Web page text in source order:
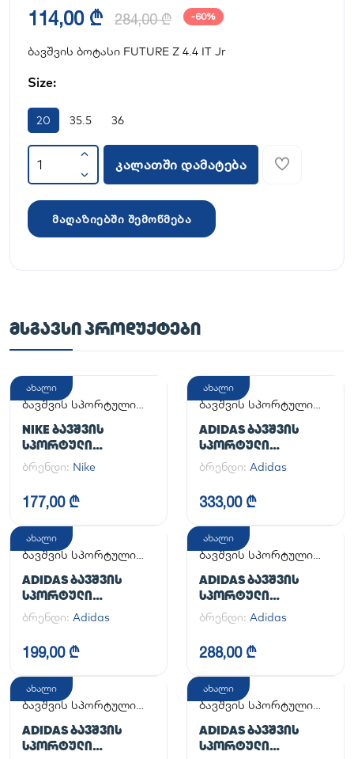
114,00 ₾ 284,00 ₾ -60%
ბავშვის ბოტასი FUTURE Z 4.4 IT Jr
Size:
20 35.5 36
კალათში დამატება
მაღაზიებში შემოწმება
ᲛᲡᲒᲐᲕᲡᲘ ᲞᲠᲝᲓᲣᲥᲢᲔᲑᲘ
ახალი
ბავშვის სპორტული
NIKE ᲑᲐᲕᲨᲕᲘᲡ
ᲡᲞᲝᲠᲢᲣᲚᲘ
ᲤᲔᲮᲡᲐᲪᲛᲔᲚᲘ
ბრენდი: Nike
177,00 ₾
ახალი
ბავშვის სპორტული
ADIDAS ᲑᲐᲕᲨᲕᲘᲡ
ᲡᲞᲝᲠᲢᲣᲚᲘ
ᲤᲔᲮᲡᲐᲪᲛᲔᲚᲘ
SUPERSTAR II J
ბრენდი: Adidas
333,00 ₾
ახალი
ბავშვის სპორტული
ADIDAS ᲑᲐᲕᲨᲕᲘᲡ
ᲡᲞᲝᲠᲢᲣᲚᲘ
ᲤᲔᲮᲡᲐᲪᲛᲔᲚᲘ SAMBA
CRIB
ბრენდი: Adidas
199,00 ₾
ახალი
ბავშვის სპორტული
ADIDAS ᲑᲐᲕᲨᲕᲘᲡ
ᲡᲞᲝᲠᲢᲣᲚᲘ
ᲤᲔᲮᲡᲐᲪᲛᲔᲚᲘ
HANDBALL SPEZIAL C
ბრენდი: Adidas
288,00 ₾
ახალი
ბავშვის სპორტული
ADIDAS ᲑᲐᲕᲨᲕᲘᲡ
ᲡᲞᲝᲠᲢᲣᲚᲘ
ახალი
ბავშვის სპორტული
ADIDAS ᲑᲐᲕᲨᲕᲘᲡ
ᲡᲞᲝᲠᲢᲣᲚᲘ